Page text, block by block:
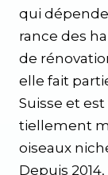
qui
rance des
de
elle fait
Suisse et
tiellement
oiseaux
Depuis